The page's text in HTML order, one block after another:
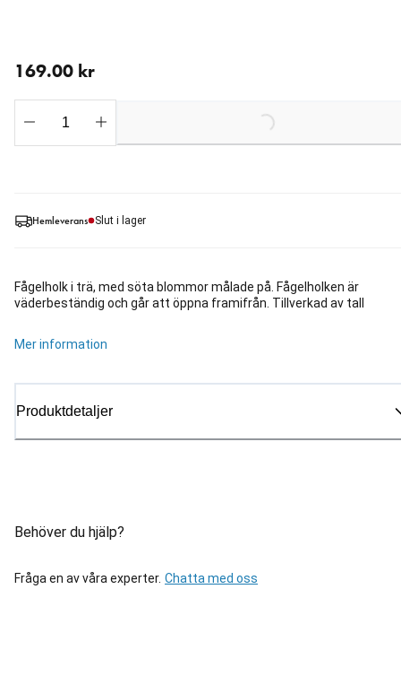
Hemleverans Slut i lager
Fågelholk i trä, med söta blommor målade på. Fågelholken är
väderbeständig och går att öppna framifrån. Tillverkad av tall
Mer information
Produktdetaljer
Behöver du hjälp?
Fråga en av våra experter. Chatta med oss
169.00 kr
Loading...